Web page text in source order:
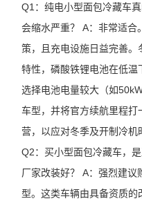
Q1：纯电小型面包冷藏车
会缩水严重？ A：非常适合
策，且充电设施日益完善。
特性，磷酸铁锂电池在低温
选择电池电量较大（如
车型，并将官方续航里程
营，以应对冬季及开制冷机
Q2：买小型面包冷藏车，
厂家改装好？ A：强烈建议
型。这类车辆由具备资质